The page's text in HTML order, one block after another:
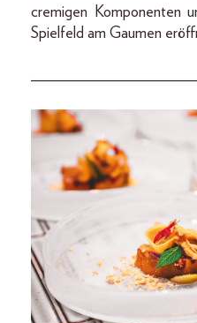
cremigen Komponenten
Spielfeld am Gaumen